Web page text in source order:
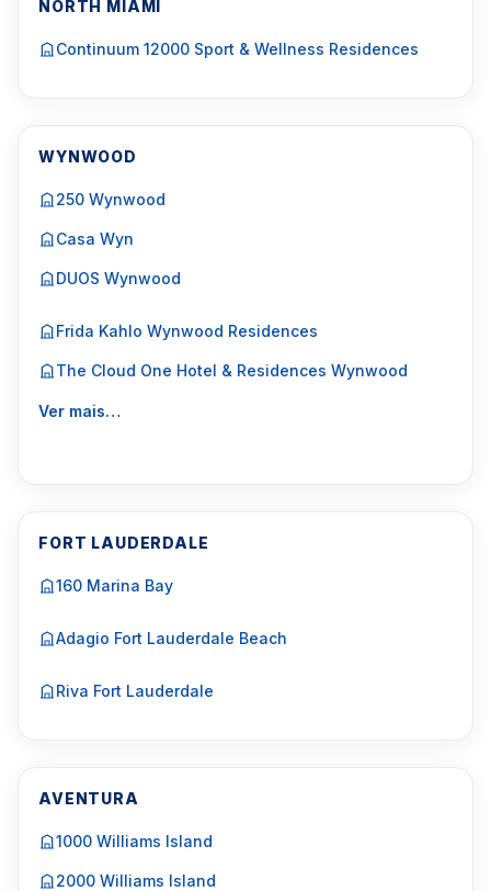
NORTH MIAMI
Continuum 12000 Sport & Wellness Residences
WYNWOOD
250 Wynwood
Casa Wyn
DUOS Wynwood
Frida Kahlo Wynwood Residences
The Cloud One Hotel & Residences Wynwood
Ver mais…
FORT LAUDERDALE
160 Marina Bay
Adagio Fort Lauderdale Beach
Riva Fort Lauderdale
AVENTURA
1000 Williams Island
2000 Williams Island